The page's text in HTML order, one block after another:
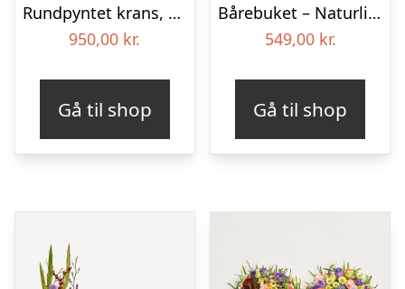
Rundpyntet krans, blå og hvid – Blomster til begravelse
950,00 kr.
Gå til shop
Bårebuket – Naturlig hvid
549,00 kr.
Gå til shop